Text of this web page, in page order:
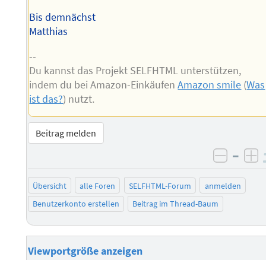
Bis demnächst
Matthias
--
Du kannst das Projekt SELFHTML unterstützen,
indem du bei Amazon-EinkäufenAmazon smile (Was
ist das?) nutzt.
Beitrag melden
–
Übersicht alle Foren SELFHTML-Forum
anmelden
Benutzerkonto erstellen
Beitrag im Thread-Baum
Viewportgröße anzeigen